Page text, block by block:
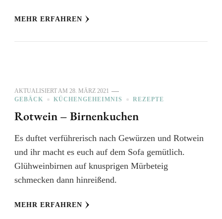
MEHR ERFAHREN
AKTUALISIERT AM 28. MÄRZ 2021
GEBÄCK
KÜCHENGEHEIMNIS REZEPTE
Rotwein – Birnenkuchen
Es duftet verführerisch nach Gewürzen und Rotwein
und ihr macht es euch auf dem Sofa gemütlich.
Glühweinbirnen auf knusprigen Mürbeteig
schmecken dann hinreißend.
MEHR ERFAHREN